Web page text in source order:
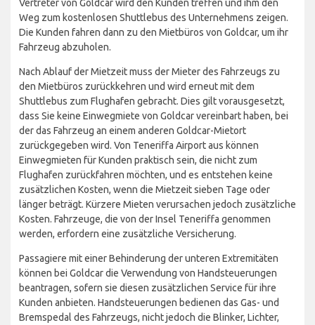
Vertreter von Goldcar wird den Kunden treffen und ihm den
Weg zum kostenlosen Shuttlebus des Unternehmens zeigen.
Die Kunden fahren dann zu den Mietbüros von Goldcar, um ihr
Fahrzeug abzuholen.
Nach Ablauf der Mietzeit muss der Mieter des Fahrzeugs zu
den Mietbüros zurückkehren und wird erneut mit dem
Shuttlebus zum Flughafen gebracht. Dies gilt vorausgesetzt,
dass Sie keine Einwegmiete von Goldcar vereinbart haben, bei
der das Fahrzeug an einem anderen Goldcar-Mietort
zurückgegeben wird. Von Teneriffa Airport aus können
Einwegmieten für Kunden praktisch sein, die nicht zum
Flughafen zurückfahren möchten, und es entstehen keine
zusätzlichen Kosten, wenn die Mietzeit sieben Tage oder
länger beträgt. Kürzere Mieten verursachen jedoch zusätzliche
Kosten. Fahrzeuge, die von der Insel Teneriffa genommen
werden, erfordern eine zusätzliche Versicherung.
Passagiere mit einer Behinderung der unteren Extremitäten
können bei Goldcar die Verwendung von Handsteuerungen
beantragen, sofern sie diesen zusätzlichen Service für ihre
Kunden anbieten. Handsteuerungen bedienen das Gas- und
Bremspedal des Fahrzeugs, nicht jedoch die Blinker, Lichter,